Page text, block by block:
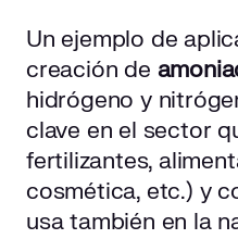
Un ejemplo de
creación de
hidrógeno y
clave en el sector
fertilizantes,
cosmética, etc.) y
usa también en la